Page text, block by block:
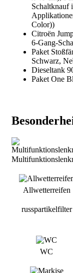
Schaltknauf
Color))
Citroën
6-Gang-
Paket
Schwarz,
Dieseltank
Paket One
Allwetterreifen
russpartikelfilter
WC